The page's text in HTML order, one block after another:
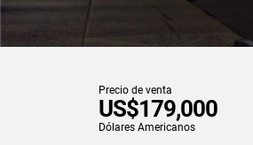
Precio de venta
US$179,000
Dólares Americanos